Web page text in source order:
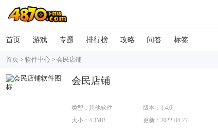
首页 游戏 专题 排行榜 攻略 问答 标签
首页 > 软件中心 > 会民店铺
会民店铺
类型：其他软件
版本：1.4.0
大小：4.3MB
更新：2022-04-27